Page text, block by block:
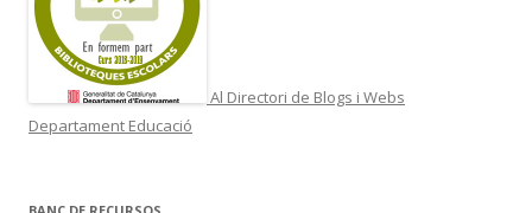
Al Directori de Blogs i Webs
Departament Educació